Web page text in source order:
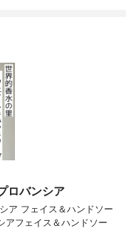
ロバンシア
ア フェイス＆ハンドソー
フェイス＆ハンドソー